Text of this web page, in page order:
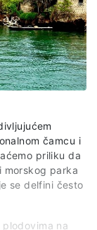
čamcu i
priliku da
morskog parka
se delfini često
na